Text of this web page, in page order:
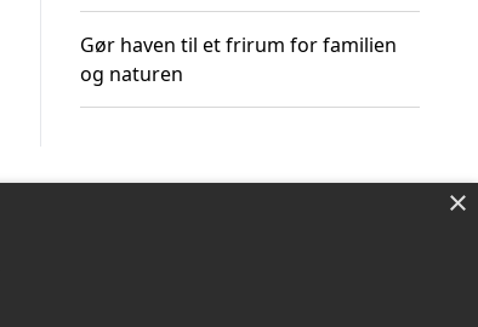
Gør haven til et frirum for familien
og naturen
×